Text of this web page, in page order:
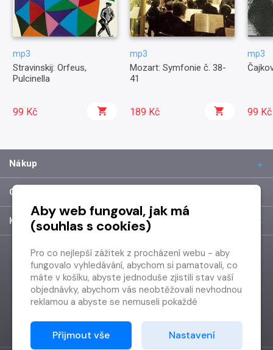
mp3
Stravinskij: Orfeus,
Pulcinella
99 Kč
mp3
Mozart: Symfonie č. 38-
41
189 Kč
mp3
99 Kč
Nákup
O společnosti
Kontakt
Aby web fungoval, jak má
(souhlas s cookies)
Pro co nejlepší zážitek z procházení webu - aby
fungovalo vyhledávání, abychom si pamatovali, co
máte v košíku, abyste jednoduše zjistili stav vaší
objednávky, abychom vás neobtěžovali nevhodnou
reklamou a abyste se nemuseli pokaždé
Proto od vás potřebujeme souhlas se
zpracováním souborů cookies
Přijmout vše Nastavení